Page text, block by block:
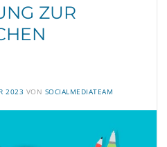
ZUR
2023 VON SOCIALMEDIATEAM